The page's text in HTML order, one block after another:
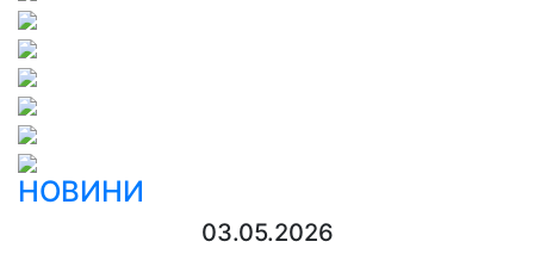
НОВИНИ
03.05.2026